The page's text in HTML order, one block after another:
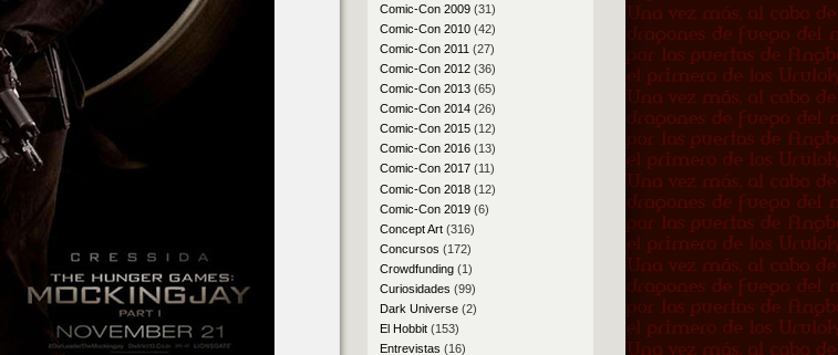
Comic-Con 2009(31)
Comic-Con 2010(42)
Comic-Con 2011 (27)
Comic-Con 2012(36)
Comic-Con 2013(65)
Comic-Con 2014(26)
Comic-Con 2015(12)
Comic-Con 2016(13)
Comic-Con 2017(11)
Comic-Con 2018(12)
Comic-Con 2019(6)
Concept Art(316)
Concursos (172)
Crowdfunding(1)
Curiosidades (99)
Dark Universe(2)
El Hobbit(153)
Entrevistas (16)